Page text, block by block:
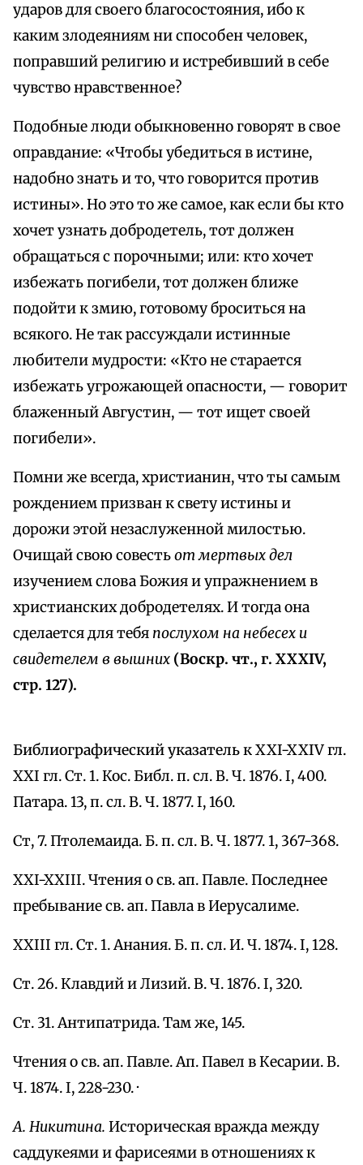
ударов для своего благосостояния, ибо к
каким злодеяниям ни способен человек,
поправший религию и истребивший в себе
чувство нравственное?
Подобные люди обыкновенно говорят в свое
оправдание: «Чтобы убедиться в истине,
надобно знать и то, что говорится против
истины». Но это то же самое, как если бы кто
хочет узнать добродетель, тот должен
обращаться с порочными; или: кто хочет
избежать погибели, тот должен ближе
подойти к змию, готовому броситься на
всякого. Не так рассуждали истинные
любители мудрости: «Кто не старается
избежать угрожающей опасности, — говорит
блаженный Августин, — тот ищет своей
погибели».
Помни же всегда, христианин, что ты самым
рождением призван к свету истины и
дорожи этой незаслуженной милостью.
Очищай свою совестьот мертвых дел
изучением слова Божия и упражнением в
христианских добродетелях. И тогда она
сделается для тебя послухом на небесех и
свидетелем в вышних (Воскр. чт., г. XXXIV,
стр. 127).
Библиографический указатель к XXI-XXIV гл.
XXI гл. Ст. 1. Кос. Библ. п. сл. В. Ч. 1876. I, 400.
Патара. 13, п. сл. В. Ч. 1877. I, 160.
Ст, 7. Птолемаида. Б. п. сл. В. Ч. 1877. 1, 367-368.
XXI-XXIII. Чтения о св. ап. Павле. Последнее
пребывание св. ап. Павла в Иерусалиме.
XXIII гл. Ст. 1. Анания. Б. п. сл. И. Ч. 1874. I, 128.
Ст. 26. Клавдий и Лизий. В. Ч. 1876. I, 320.
Ст. 31. Антипатрида. Там же, 145.
Чтения о св. ап. Павле. Ап. Павел в Кесарии. В.
Ч. 1874. I, 228-230. ·
А. Никитина. Историческая вражда между
саддукеями и фарисеями в отношениях к